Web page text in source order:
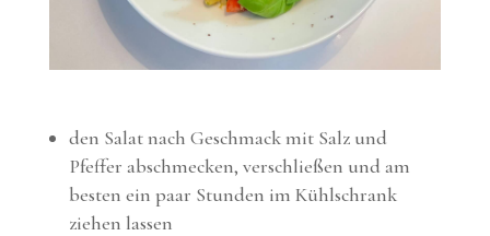
den Salat nach Geschmack mit Salz und
Pfeffer abschmecken, verschließen und am
besten ein paar Stunden im Kühlschrank
ziehen lassen